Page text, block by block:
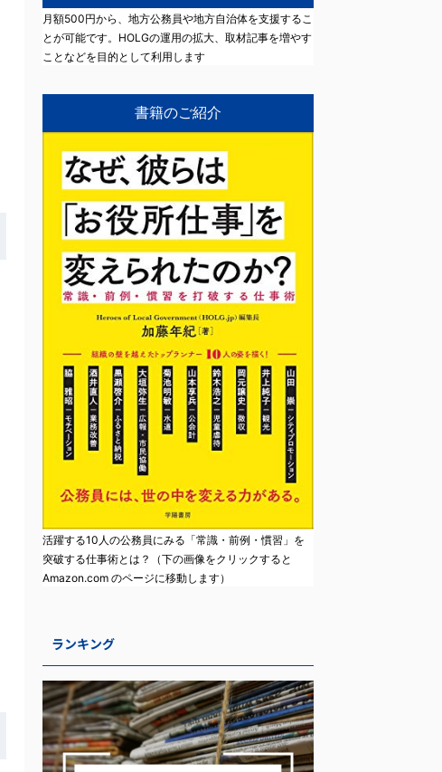
月額500円から、地方公務員や地方自治体を支援するこ
とが可能です。HOLGの運用の拡大、取材記事を増やす
ことなどを目的として利用します
書籍のご紹介
活躍する10人の公務員にみる「常識・前例・慣習」を
突破する仕事術とは？（下の画像をクリックすると
Amazon.com のページに移動します）
ランキング